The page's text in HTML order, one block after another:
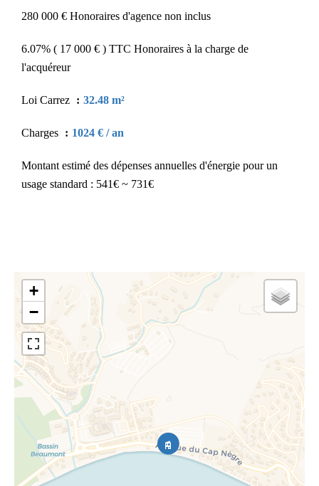
280 000 € Honoraires d'agence non inclus
6.07% ( 17 000 € ) TTC Honoraires à la charge de
l'acquéreur
Loi Carrez 32.48 m²
Charges 1024 € / an
Montant estimé des dépenses annuelles d'énergie pour un
usage standard : 541€ ~ 731€
+
−